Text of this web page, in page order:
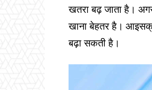
खतरा बढ़ जाता है।
खाना बेहतर है।
बढ़ा सकती है।